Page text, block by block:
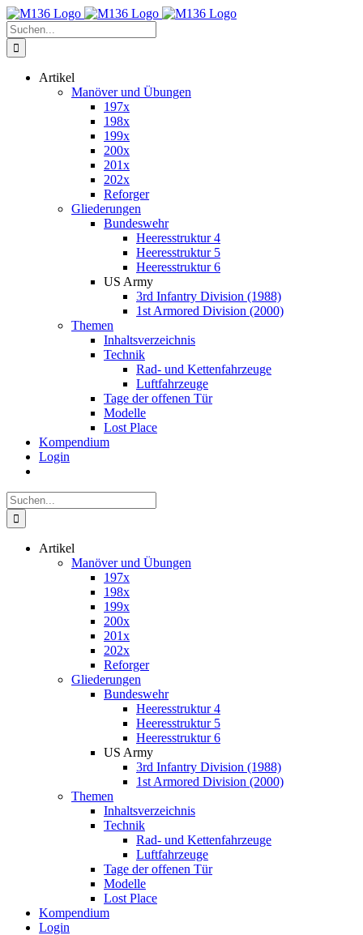
Zum
Inhalt
springen
Suche
nach:
Artikel
Manöver und Übungen
197x
198x
199x
200x
201x
202x
Reforger
Gliederungen
Bundeswehr
Heeresstruktur 4
Heeresstruktur 5
Heeresstruktur 6
US Army
3rd Infantry Division (1988)
1st Armored Division (2000)
Themen
Inhaltsverzeichnis
Technik
Rad- und Kettenfahrzeuge
Luftfahrzeuge
Tage der offenen Tür
Modelle
Lost Place
Kompendium
Login
Suche
nach:
Artikel
Manöver und Übungen
197x
198x
199x
200x
201x
202x
Reforger
Gliederungen
Bundeswehr
Heeresstruktur 4
Heeresstruktur 5
Heeresstruktur 6
US Army
3rd Infantry Division (1988)
1st Armored Division (2000)
Themen
Inhaltsverzeichnis
Technik
Rad- und Kettenfahrzeuge
Luftfahrzeuge
Tage der offenen Tür
Modelle
Lost Place
Kompendium
Login